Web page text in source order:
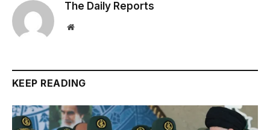
The Daily Reports
Website
KEEP READING